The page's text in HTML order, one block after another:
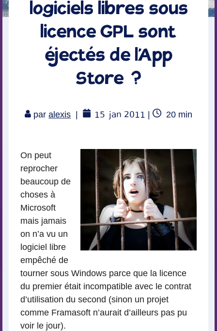
logiciels libres sous
licence GPL sont
éjectés de l’App
Store ?
paralexis 15 jan 2011
Temps
20min
On peut
reprocher
beaucoup de
choses à
Microsoft
mais jamais
on n’a vu un
logiciel libre
empêché de
tourner sous Windows parce que la licence
du premier était incompatible avec le contrat
d’utilisation du second (sinon un projet
comme Framasoft n’aurait d’ailleurs pas pu
voir le jour).